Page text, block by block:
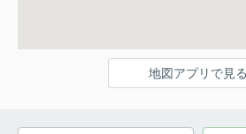
地図アプリで見る